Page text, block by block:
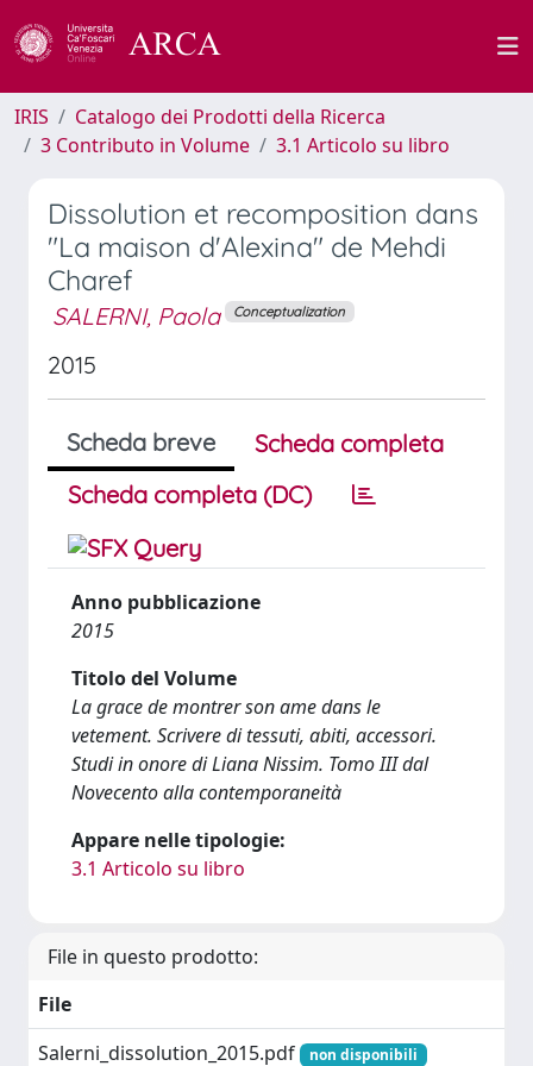
IRIS
Catalogo dei Prodotti della Ricerca
3 Contributo in Volume
3.1 Articolo su libro
Dissolution et recomposition dans
"La maison d'Alexina" de Mehdi
Charef
SALERNI, Paola Conceptualization
2015
Scheda breve
Scheda completa
Scheda completa (DC)
Anno pubblicazione
2015
Titolo del Volume
La grace de montrer son ame dans le
vetement. Scrivere di tessuti, abiti, accessori.
Studi in onore di Liana Nissim. Tomo III dal
Novecento alla contemporaneità
Appare nelle tipologie:
3.1 Articolo su libro
File in questo prodotto:
File
Salerni_dissolution_2015.pdf
non disponibili